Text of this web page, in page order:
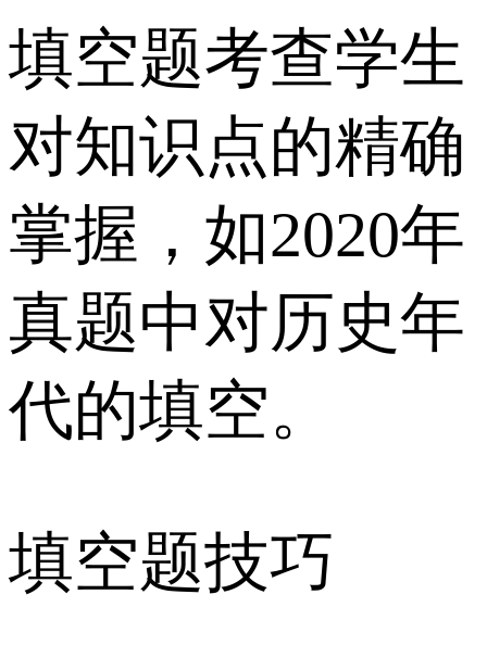
填空题考查学生
对知识点的精确
掌握，如2020年
真题中对历史年
代的填空。
填空题技巧